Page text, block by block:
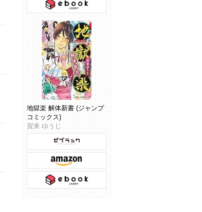
地獄楽 解体新書 (ジャンプ
コミックス)
賀来 ゆうじ